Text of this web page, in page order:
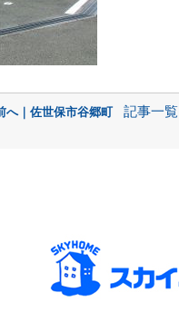
｜佐世保市谷郷町 記事一覧